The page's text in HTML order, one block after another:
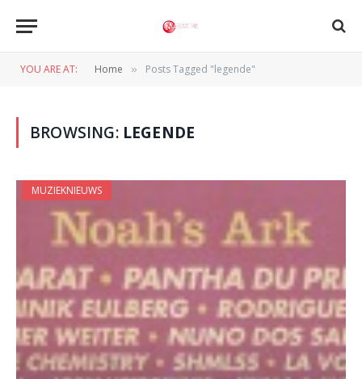
YOU ARE AT: Home » Posts Tagged "legende"
BROWSING: LEGENDE
MUZIEKNIEUWS